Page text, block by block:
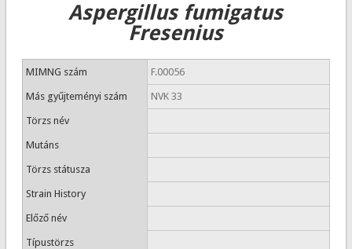
Aspergillus fumigatus
Fresenius
MIMNG szám F.00056
Más gyűjteményi szám NVK 33
Törzs név
Mutáns
Törzs státusza
Strain History
Előző név
Típustörzs